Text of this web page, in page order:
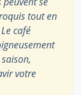
tout en
café
votre